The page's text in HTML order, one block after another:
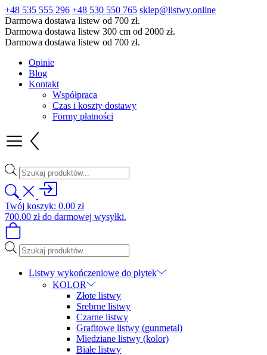
+48 535 555 296 +48 530 550 765 sklep@listwy.online
Darmowa dostawa listew od 700 zł.
Darmowa dostawa listew 300 cm od 2000 zł.
Darmowa dostawa listew od 700 zł.
Opinie
Blog
Kontakt
Współpraca
Czas i koszty dostawy
Formy płatności
Wyszukiwarka
produktów
Twój koszyk: 0.00 zł
700.00 złdo darmowej wysyłki.
Wyszukiwarka
produktów
Listwy wykończeniowe do płytek
KOLOR
Złote listwy
Srebrne listwy
Czarne listwy
Grafitowe listwy (gunmetal)
Miedziane listwy (kolor)
Białe listwy